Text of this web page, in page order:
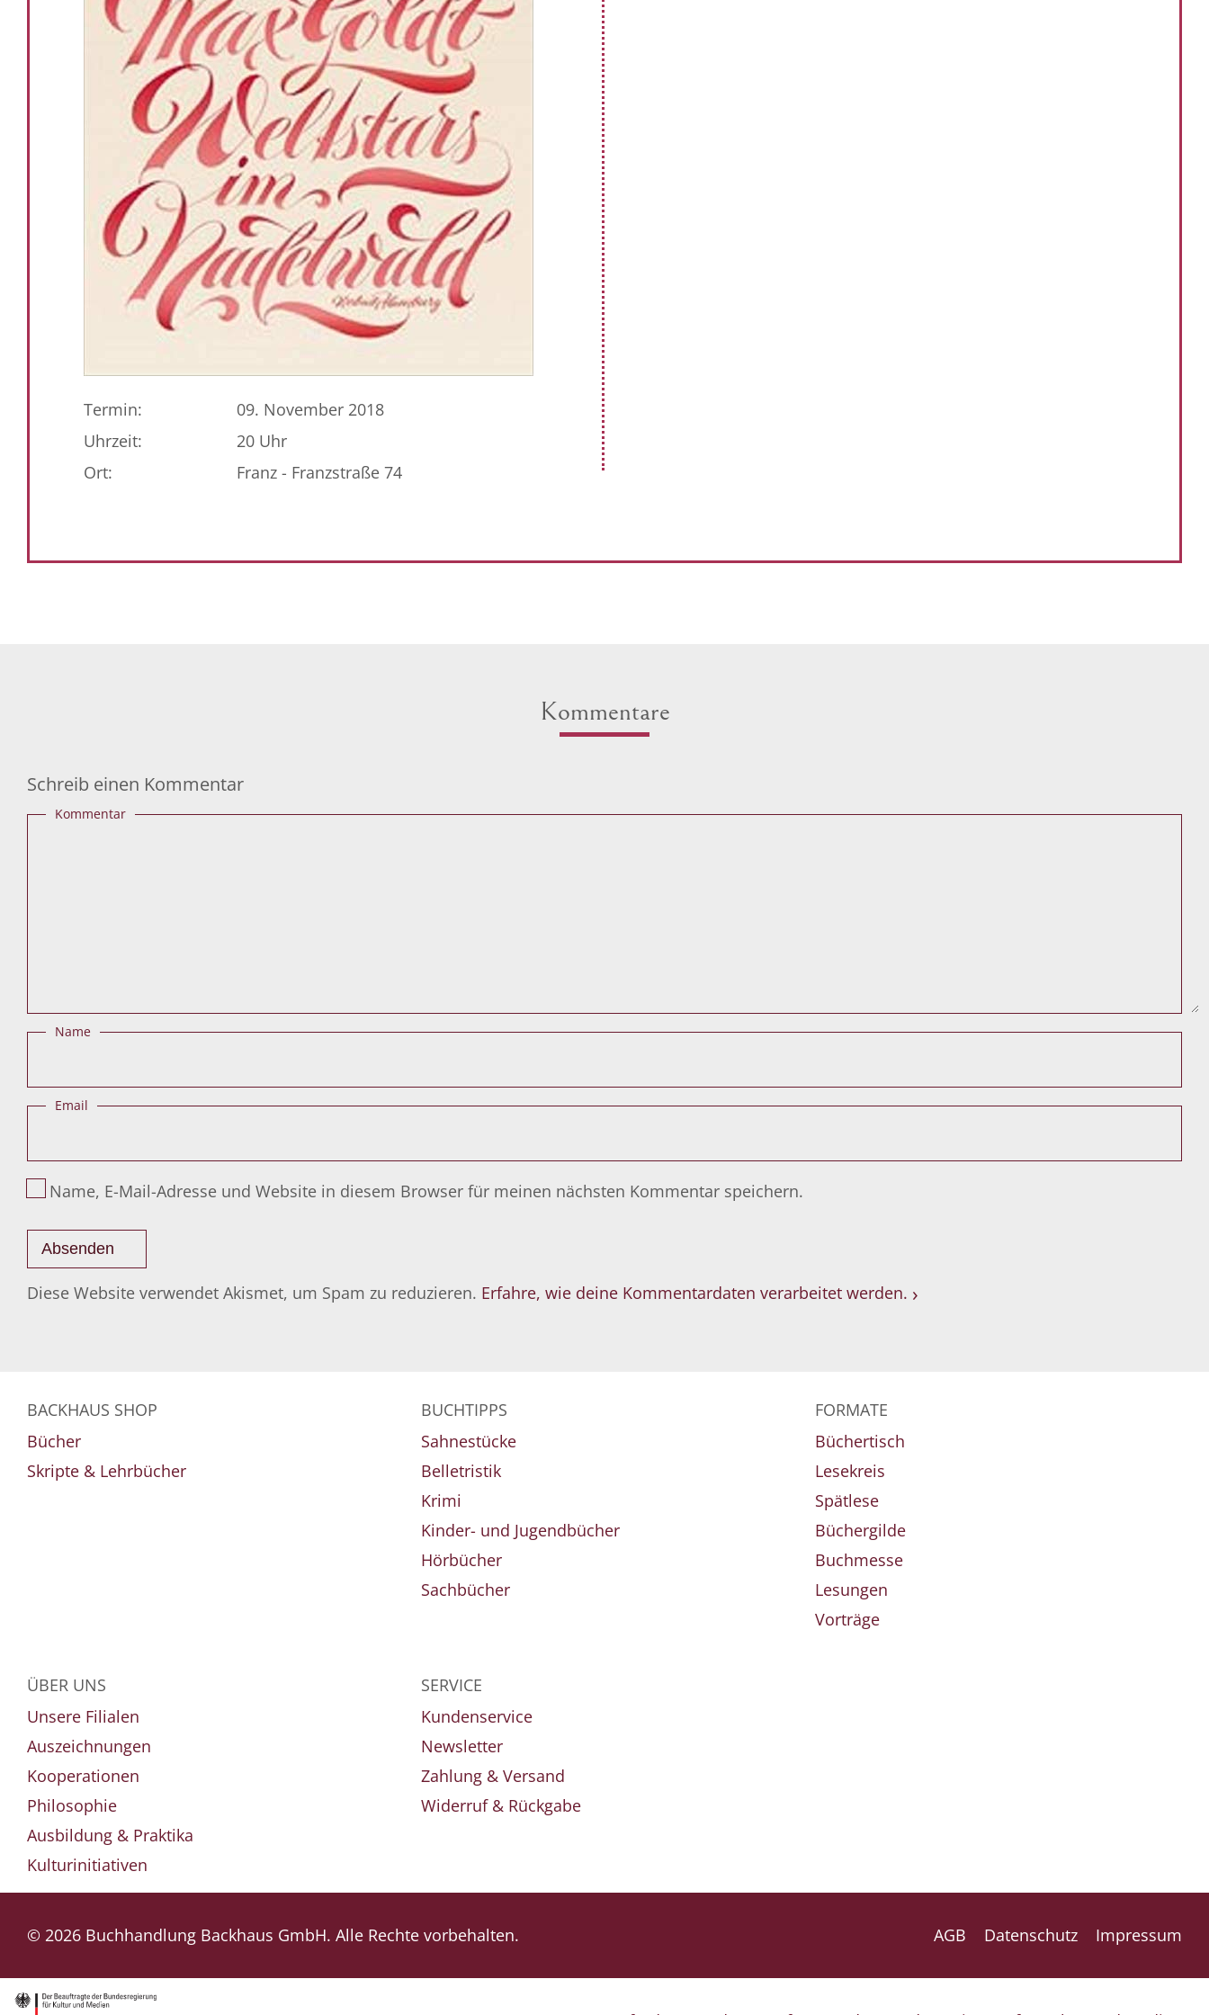
Termin:
09. November 2018
Uhrzeit:
20 Uhr
Ort:
Franz - Franzstraße 74
Kommentare
Schreib einen Kommentar
Kommentar
Name
Email
Name, E-Mail-Adresse und Website in diesem Browser für meinen nächsten Kommentar speichern.
Diese Website verwendet Akismet, um Spam zu reduzieren. Erfahre, wie deine Kommentardaten verarbeitet werden.
BACKHAUS SHOP
Bücher
Skripte & Lehrbücher
BUCHTIPPS
Sahnestücke
Belletristik
Krimi
Kinder- und Jugendbücher
Hörbücher
Sachbücher
FORMATE
Büchertisch
Lesekreis
Spätlese
Büchergilde
Buchmesse
Lesungen
Vorträge
ÜBER UNS
Unsere Filialen
Auszeichnungen
Kooperationen
Philosophie
Ausbildung & Praktika
Kulturinitiativen
SERVICE
Kundenservice
Newsletter
Zahlung & Versand
Widerruf & Rückgabe
© 2026 Buchhandlung Backhaus GmbH. Alle Rechte vorbehalten. AGB Datenschutz Impressum